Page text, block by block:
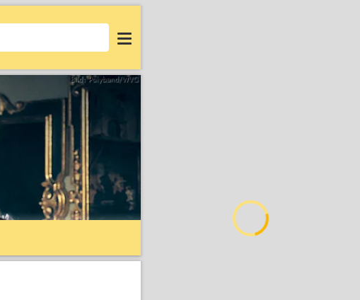
Login